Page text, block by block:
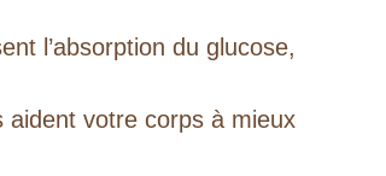
l’absorption du glucose,
votre corps à mieux